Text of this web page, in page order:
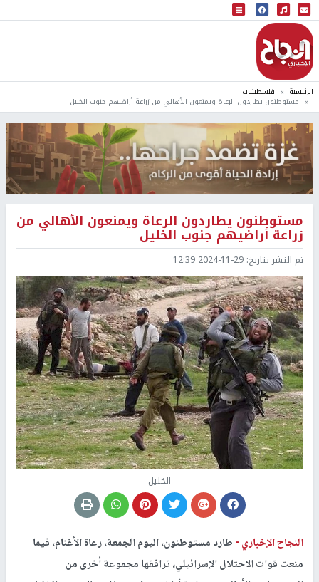
البث المباشر
إذاعة النجاح
الرئيسية فلسطينيات
مستوطنون يطاردون الرعاة ويمنعون الأهالي من زراعة أراضيهم جنوب الخليل
مستوطنون يطاردون الرعاة ويمنعون الأهالي من
زراعة أراضيهم جنوب الخليل
تم النشر بتاريخ: 2024-11-29 12:39
الخليل
النجاح الإخباري -طارد مستوطنون، اليوم الجمعة، رعاة الأغنام، فيما
منعت قوات الاحتلال الإسرائيلي، ترافقها مجموعة أخرى من